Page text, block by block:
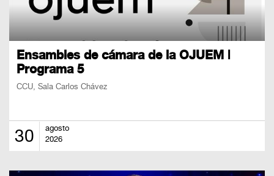
Ensambles de cámara de la OJUEM |
Programa 5
CCU, Sala Carlos Chávez
30
agosto
2026